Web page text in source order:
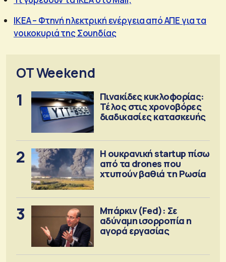
ΙΚΕΑ – Φτηνή ηλεκτρική ενέργεια από ΑΠΕ για τα
νοικοκυριά της Σουηδίας
OT Weekend
1
Πινακίδες κυκλοφορίας:
Τέλος στις χρονοβόρες
διαδικασίες κατασκευής
2
Η ουκρανική startup πίσω
από τα drones που
χτυπούν βαθιά τη Ρωσία
3
Μπάρκιν (Fed): Σε
αδύναμη ισορροπία η
αγορά εργασίας